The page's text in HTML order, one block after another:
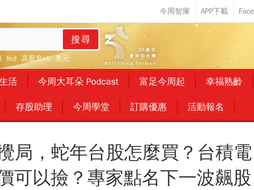
搜尋
fed 高股息etf 美元
活 今周大耳朵 Podcast 富足今周起 幸福熟齡
存股助理 今周學堂 訂購優惠 活動報名
局，蛇年台股怎麼買？台積電
可以撿？專家點名下一波飆